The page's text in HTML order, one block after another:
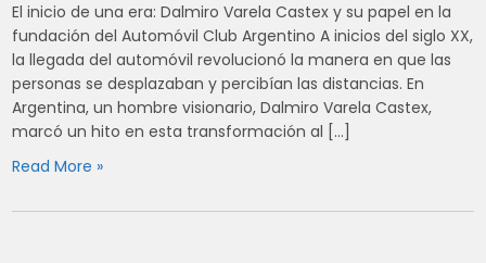
El inicio de una era: Dalmiro Varela Castex y su papel en la
fundación del Automóvil Club Argentino A inicios del siglo XX,
la llegada del automóvil revolucionó la manera en que las
personas se desplazaban y percibían las distancias. En
Argentina, un hombre visionario, Dalmiro Varela Castex,
marcó un hito en esta transformación al […]
Read More »